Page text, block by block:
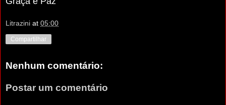
Litrazini at 05:00
Compartilhar
Nenhum comentário:
Postar um comentário